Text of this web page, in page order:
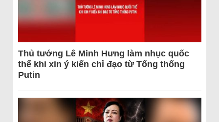
Thủ tướng Lê Minh Hưng làm nhục quốc
thể khi xin ý kiến chỉ đạo từ Tổng thống
Putin